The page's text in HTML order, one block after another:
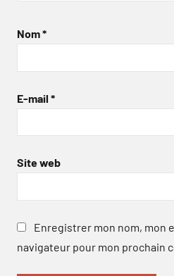
Nom*
E-mail *
Site web
Enregistrer mon nom, mon
navigateur pour mon prochain